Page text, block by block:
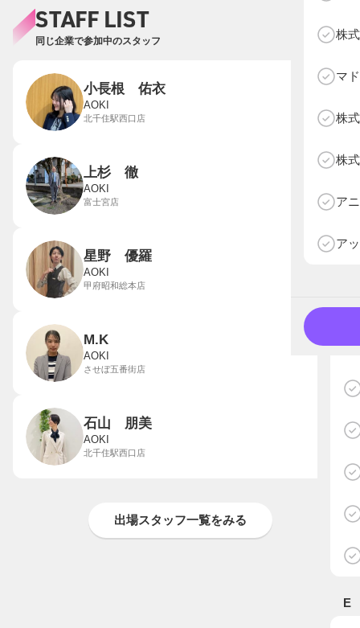
E
株
マ
株
株
ア
ア
STAFF LIST
同じ企業で参加中のスタッフ
小長根 佑衣
AOKI
北千住駅西口店
上杉 徹
AOKI
富士宮店
星野 優羅
AOKI
甲府昭和総本店
M.K
AOKI
させぼ五番街店
石山 朋美
AOKI
北千住駅西口店
出場スタッフ一覧をみる